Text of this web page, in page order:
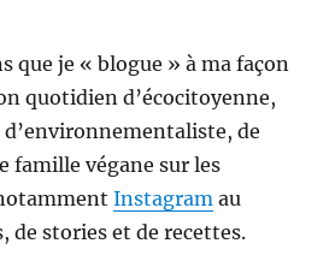
que je « blogue » à ma façon
quotidien d’écocitoyenne,
de
famille végane sur les
Instagram au
de stories et de recettes.